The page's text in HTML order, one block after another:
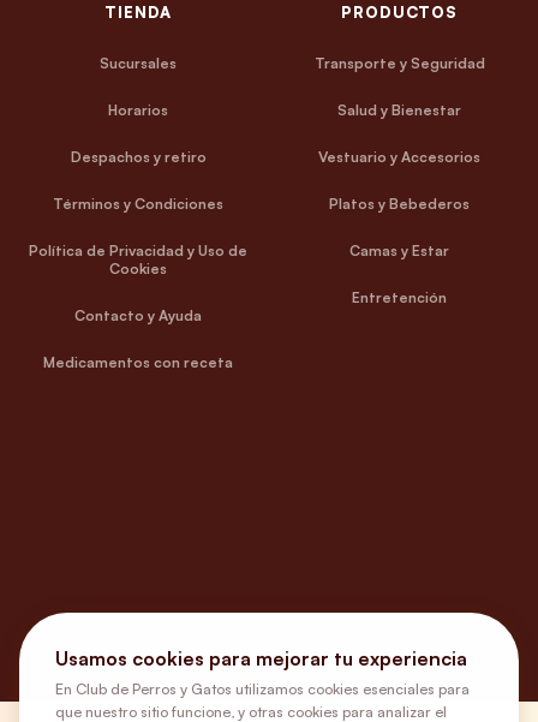
TIENDA
Sucursales
Horarios
Despachos y retiro
Términos y Condiciones
Política de Privacidad y Uso de
Cookies
Contacto y Ayuda
Medicamentos con receta
PRODUCTOS
Transporte y Seguridad
Salud y Bienestar
Vestuario y Accesorios
Platos y Bebederos
Camas y Estar
Entretención
Usamos cookies para mejorar tu experiencia
En Club de Perros y Gatos utilizamos cookies esenciales para
que nuestro sitio funcione, y otras cookies para analizar el